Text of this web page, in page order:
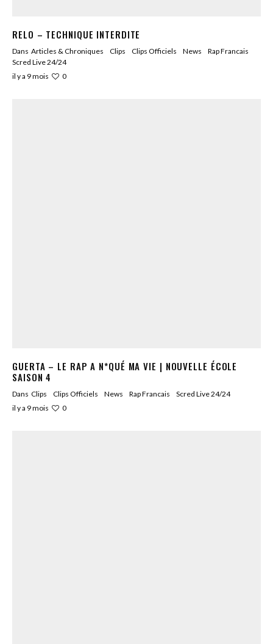
RELO – TECHNIQUE INTERDITE
Dans Articles & Chroniques Clips Clips Officiels News
Rap Francais
Scred Live 24/24
il y a 9 mois
0
GUERTA – LE RAP A N*QUÉ MA VIE | NOUVELLE ÉCOLE
SAISON 4
Dans Clips Clips Officiels News Rap Francais
Scred Live 24/24
il y a 9 mois
0